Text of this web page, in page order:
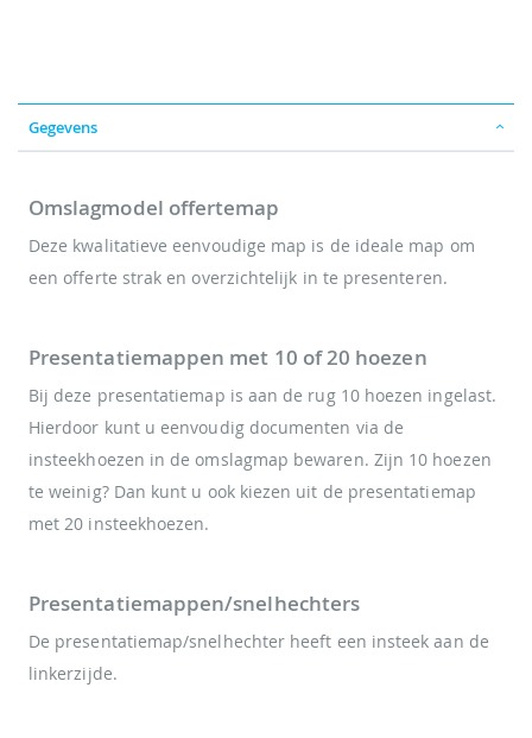
Gegevens
Omslagmodel offertemap
Deze kwalitatieve eenvoudige map is de ideale map om
een offerte strak en overzichtelijk in te presenteren.
Presentatiemappen met 10 of 20 hoezen
Bij deze presentatiemap is aan de rug 10 hoezen ingelast.
Hierdoor kunt u eenvoudig documenten via de
insteekhoezen in de omslagmap bewaren. Zijn 10 hoezen
te weinig? Dan kunt u ook kiezen uit de presentatiemap
met 20 insteekhoezen.
Presentatiemappen/snelhechters
De presentatiemap/snelhechter heeft een insteek aan de
linkerzijde.